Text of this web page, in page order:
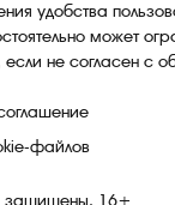
защищены. 16+
файлов
удобства
может
если не согласен с